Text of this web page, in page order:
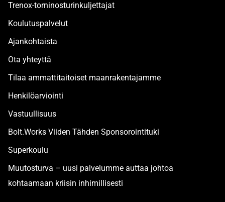
Trenox-torninosturinkuljettajat
Koulutuspalvelut
Ajankohtaista
Ota yhteyttä
Tilaa ammattitaitoiset maanrakentajamme
Henkilöarviointi
Vastuullisuus
Bolt.Works Viiden Tähden Sponsorointituki
Superkoulu
Muutosturva – uusi palvelumme auttaa johtoa
kohtaamaan kriisin inhimillisesti